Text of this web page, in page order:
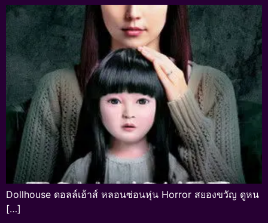
Dollhouse ดอลล์เฮ้าส์ หลอนซ่อนหุ่น Horror สยองขวัญ ดูหน
[…]